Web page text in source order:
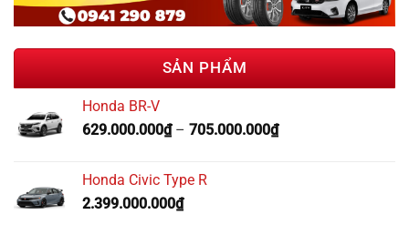
SẢN PHẨM
Honda BR-V
629.000.000₫– 705.000.000₫
Honda Civic Type R
2.399.000.000₫